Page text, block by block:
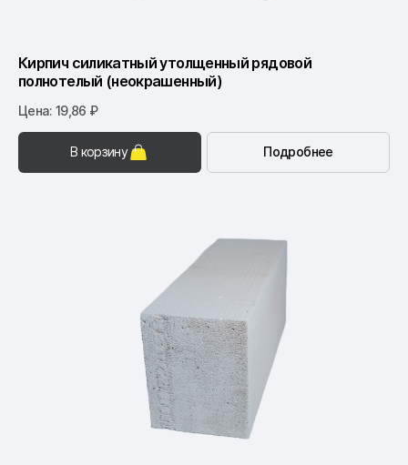
Кирпич силикатный утолщенный рядовой
полнотелый (неокрашенный)
Цена: 19,86 ₽
В корзину Подробнее